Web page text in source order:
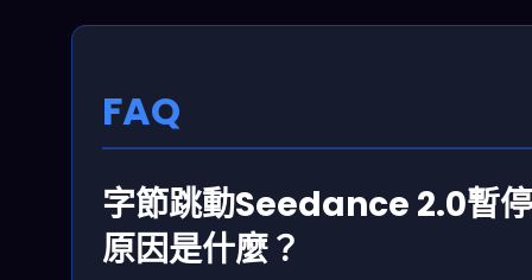
FAQ
字節跳動Seedance 2.0暫
原因是什麼？